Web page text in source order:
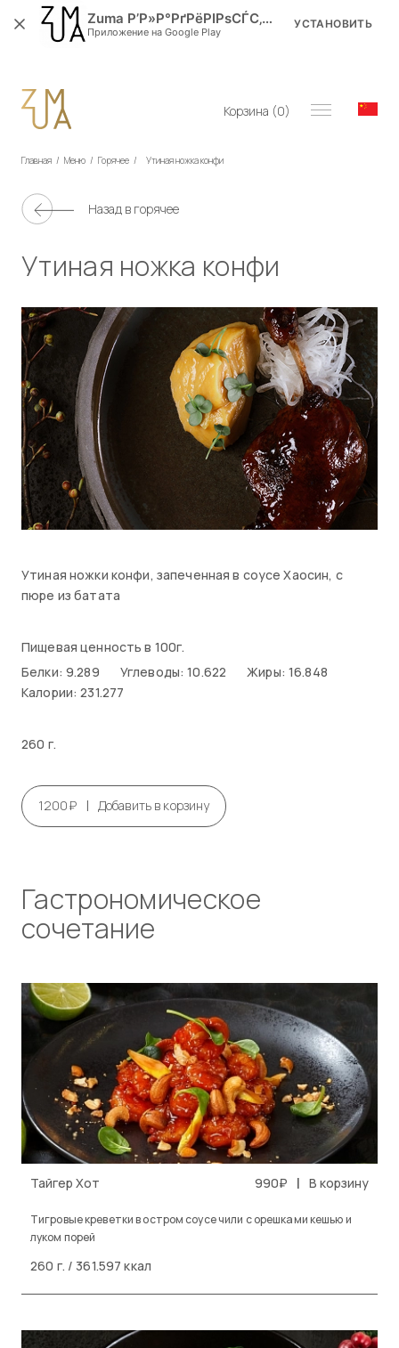
Корзина (0)
Главная / Меню / Горячее / Утиная ножка конфи
Назад в горячее
Утиная ножка конфи
Утиная ножки конфи, запеченная в соусе Хаосин, с
пюре из батата
Пищевая ценность в 100г.
Белки: 9.289
Углеводы: 10.622
Жиры: 16.848
Калории: 231.277
260 г.
1200₽ | Добавить в корзину
Гастрономическое
сочетание
Тайгер Хот 990₽ | В корзину
Тигровые креветки в остром соусе чили с орешками кешью и
луком порей
260 г. / 361.597 ккал
Zuma Р’Р»Р°РґРёРІРѕСЃС‚РѕРє
Приложение на Google Play
УСТАНОВИТЬ